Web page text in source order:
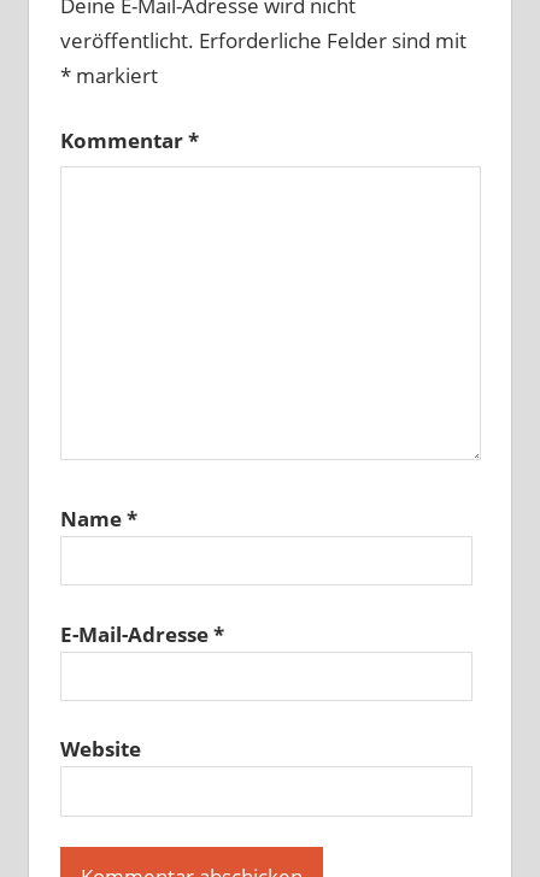
veröffentlicht. Erforderliche Felder sind mit
*markiert
Kommentar*
Name*
E-Mail-Adresse*
Website